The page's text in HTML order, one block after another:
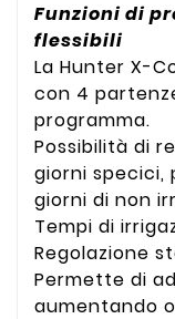
Funzioni di
flessibili
La Hunter X-
con 4
programma.
Possibilità di
giorni specici,
giorni di non
Tempi di
Regolazione
Permette di
aumentando